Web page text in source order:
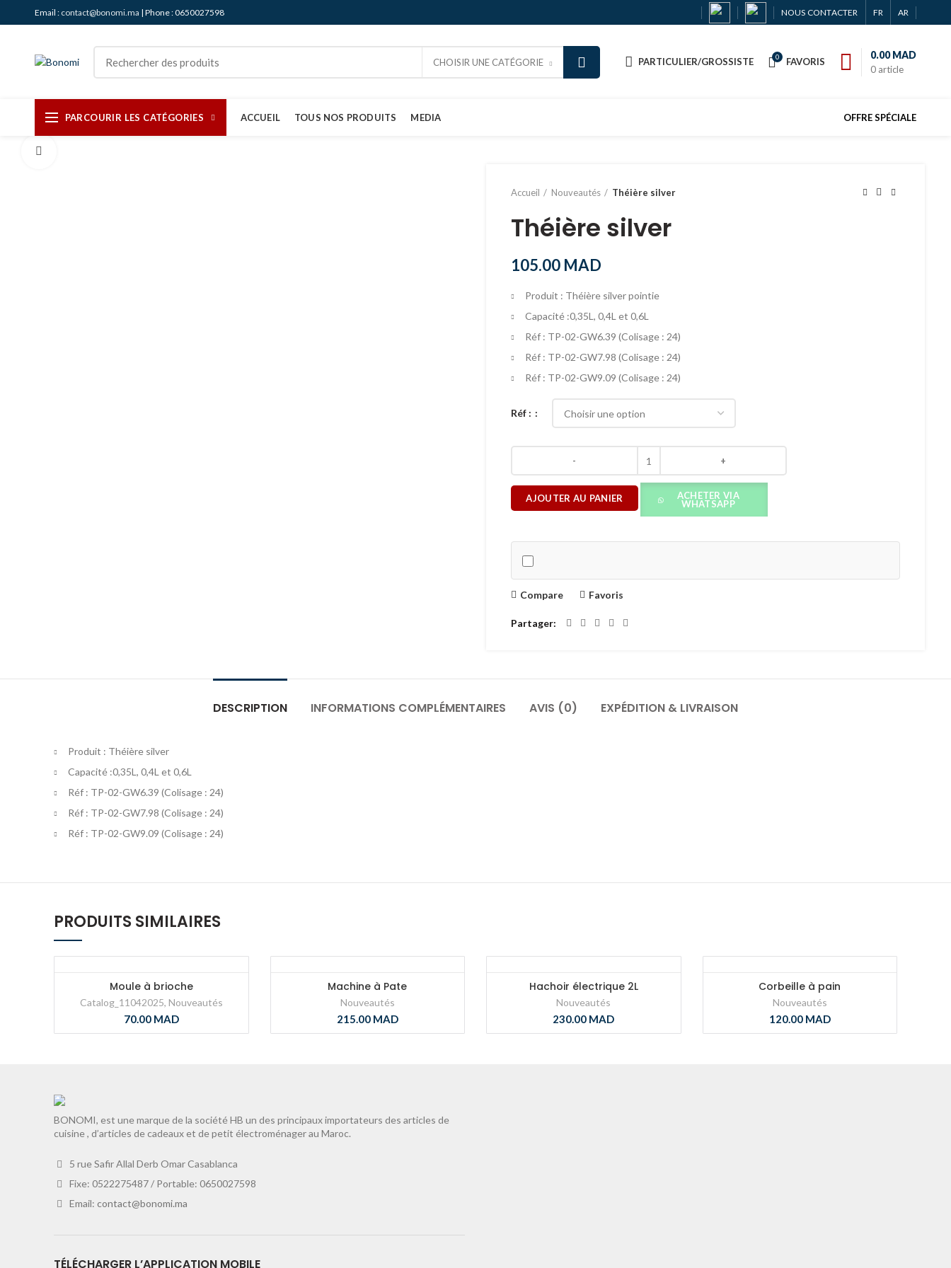
Email : contact@bonomi.ma | Phone : 0650027598 NOUS CONTACTER FR AR
CHOISIR UNE CATÉGORIE PARTICULIER/GROSSISTE 0 FAVORIS
0 article
0.00MAD
PARCOURIR LES CATÉGORIES ACCUEIL TOUS NOS PRODUITS MEDIA OFFRE SPÉCIALE
Accueil Nouveautés Théière silver
Théière silver
105.00 MAD
Produit : Théière silver pointie
Capacité :0,35L, 0,4L et 0,6L
Réf : TP-02-GW6.39 (Colisage : 24)
Réf : TP-02-GW7.98 (Colisage : 24)
Réf : TP-02-GW9.09 (Colisage : 24)
Réf :
AJOUTER AU PANIER ACHETER VIA
WHATSAPP
Compare Favoris
Partager
DESCRIPTION INFORMATIONS COMPLÉMENTAIRES AVIS (0) EXPÉDITION & LIVRAISON
Produit : Théière silver
Capacité :0,35L, 0,4L et 0,6L
Réf : TP-02-GW6.39 (Colisage : 24)
Réf : TP-02-GW7.98 (Colisage : 24)
Réf : TP-02-GW9.09 (Colisage : 24)
PRODUITS SIMILAIRES
Moule à brioche
Catalog_11042025, Nouveautés
70.00 MAD
Machine à Pate
Nouveautés
215.00 MAD
Hachoir électrique 2L
Nouveautés
230.00 MAD
Corbeille à pain
Nouveautés
120.00 MAD
BONOMI, est une marque de la société HB un des principaux importateurs des articles de
cuisine , d’articles de cadeaux et de petit électroménager au Maroc.
5 rue Safir Allal Derb Omar Casablanca
Fixe: 0522275487 / Portable: 0650027598
Email: contact@bonomi.ma
TÉLÉCHARGER L’APPLICATION MOBILE